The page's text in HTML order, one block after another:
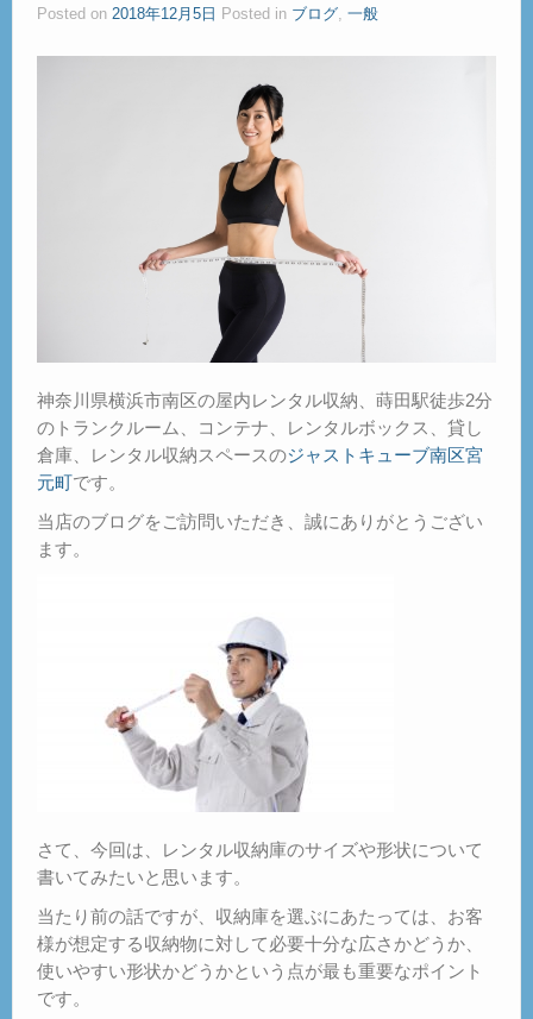
Posted on 2018年12月5日 Posted in ブログ, 一般
神奈川県横浜市南区の屋内レンタル収納、蒔田駅徒歩2分
のトランクルーム、コンテナ、レンタルボックス、貸し
倉庫、レンタル収納スペースのジャストキューブ南区宮
元町です。
当店のブログをご訪問いただき、誠にありがとうござい
ます。
さて、今回は、レンタル収納庫のサイズや形状について
書いてみたいと思います。
当たり前の話ですが、収納庫を選ぶにあたっては、お客
様が想定する収納物に対して必要十分な広さかどうか、
使いやすい形状かどうかという点が最も重要なポイント
です。